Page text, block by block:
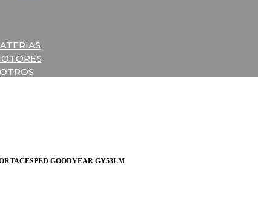
OTROS
GOODYEAR GY53LM